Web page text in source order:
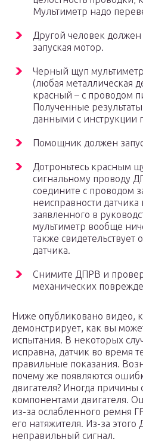
Мультиметр надо
Другой человек
запуская мотор.
Черный щуп
(любая металлическая
красный – с проводом
Полученные результаты
данными с инструкции
Помощник должен
Дотроньтесь красным
сигнальному проводу
соедините с проводом
неисправности
заявленного в
мультиметр вообще
также свидетельствует
датчика.
Снимите ДПРВ и
механических
Ниже опубликовано видео,
демонстрирует, как вы
испытания. В некоторых
исправна, датчик во время
правильные показания.
почему же появляются
двигателя? Иногда причины
компонентами двигателя.
из-за ослабленного ремня
его натяжителя. Из-за
неправильный сигнал.